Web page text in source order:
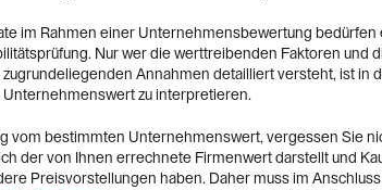
im Rahmen einer Unternehmensbewertung bedürfen
Nur wer die werttreibenden Faktoren und
zugrundeliegenden Annahmen detailliert versteht, ist in
zu interpretieren.
vom bestimmten Unternehmenswert, vergessen Sie
der von Ihnen errechnete Firmenwert darstellt und
Preisvorstellungen haben. Daher muss im